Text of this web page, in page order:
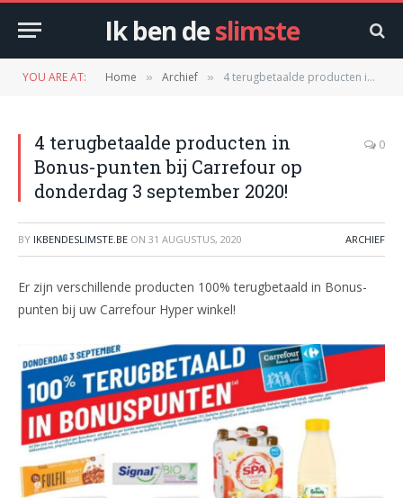
Ik ben deslimste
YOU ARE AT: Home » Archief » 4 terugbetaalde producten in Bonus-punten bij Carrefour op donderdag 3 september 2020!
4 terugbetaalde producten in
Bonus-punten bij Carrefour op
donderdag 3 september 2020!
0
BY IKBENDESLIMSTE.BE ON 31 AUGUSTUS, 2020 ARCHIEF
Er zijn verschillende producten 100% terugbetaald in Bonus-
punten bij uw Carrefour Hyper winkel!